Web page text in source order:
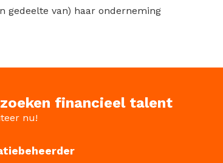
gedeelte van) haar onderneming
financieel talent
nu!